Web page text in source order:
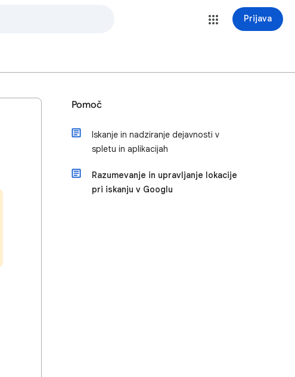
Prijava
Pomoč
Iskanje in nadziranje dejavnosti v
spletu in aplikacijah
Razumevanje in upravljanje lokacije
pri iskanju v Googlu